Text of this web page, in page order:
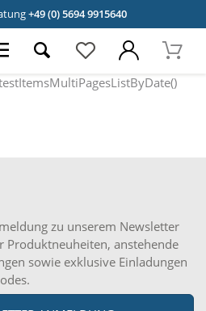
+49 (0) 5694 9915640
zu unserem Newsletter
anstehende
sowie exklusive Einladungen